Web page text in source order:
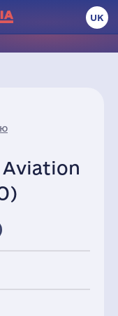
UK